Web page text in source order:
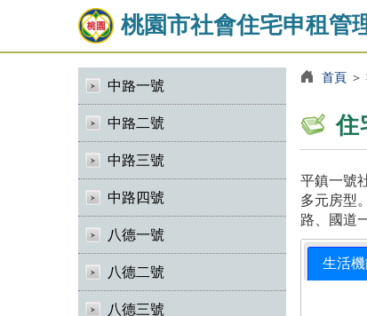
桃園市社會住宅申租管
中路一號
中路二號
中路三號
中路四號
八德一號
八德二號
八德三號
首頁＞
住
平鎮一號
多元房型
路、國道
生活機